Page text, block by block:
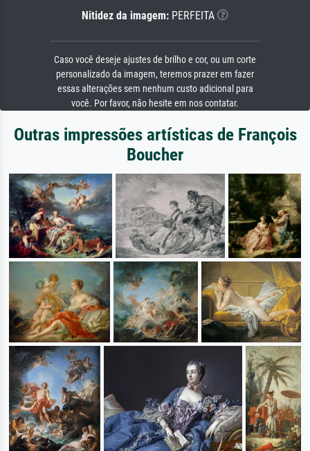
Nitidez da imagem: PERFEITA
Caso você deseje ajustes de brilho e cor, ou um corte
personalizado da imagem, teremos prazer em fazer
essas alterações sem nenhum custo adicional para
você. Por favor, não hesite em nos contatar.
Outras impressões artísticas de François
Boucher